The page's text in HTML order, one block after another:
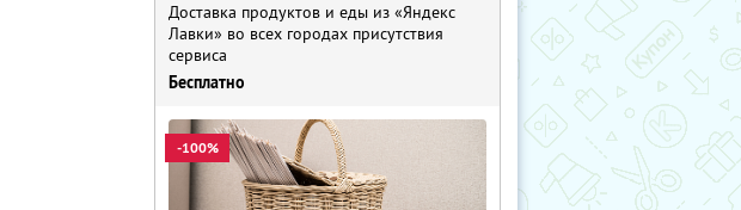
Доставка продуктов и еды из «Яндекс
Лавки» во всех городах присутствия
сервиса
Бесплатно
-100%